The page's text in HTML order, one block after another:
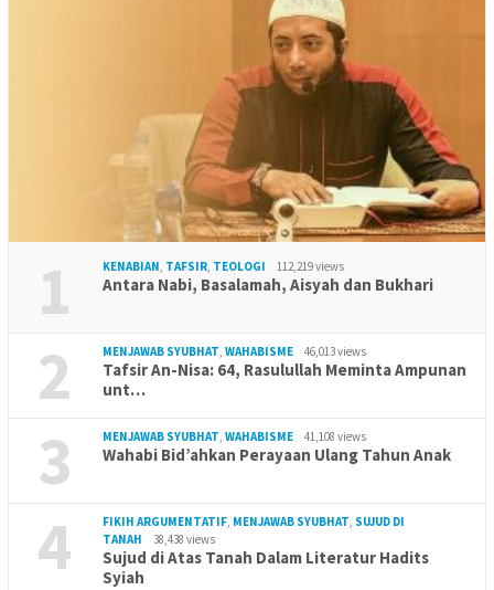
1 KENABIAN, TAFSIR, TEOLOGI 112,219 views
Antara Nabi, Basalamah, Aisyah dan Bukhari
2 MENJAWAB SYUBHAT, WAHABISME 46,013 views
Tafsir An-Nisa: 64, Rasulullah Meminta Ampunan
unt…
3 MENJAWAB SYUBHAT, WAHABISME 41,108 views
Wahabi Bid’ahkan Perayaan Ulang Tahun Anak
4 FIKIH ARGUMENTATIF, MENJAWAB SYUBHAT, SUJUD DI
TANAH
38,438 views
Sujud di Atas Tanah Dalam Literatur Hadits
Syiah